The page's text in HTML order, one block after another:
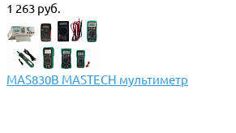
1 263 руб.
MAS830B MASTECH мультиметр